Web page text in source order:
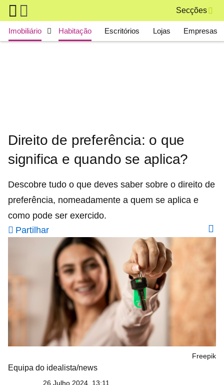
Skip to main content
Secções
Main navigation
Imobiliário Habitação Escritórios Lojas Empresas
Direito de preferência: o que
significa e quando se aplica?
Descobre tudo o que deves saber sobre o direito de
preferência, nomeadamente a quem se aplica e
como pode ser exercido.
Partilhar
Freepik
Equipa do idealista/news
26 Julho 2024, 13:11